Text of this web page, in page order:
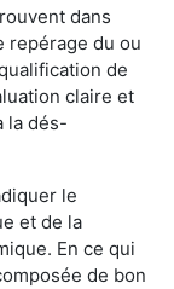
dans
repérage du ou
de
claire et
la dés-
le
et de la
En ce qui
de bon